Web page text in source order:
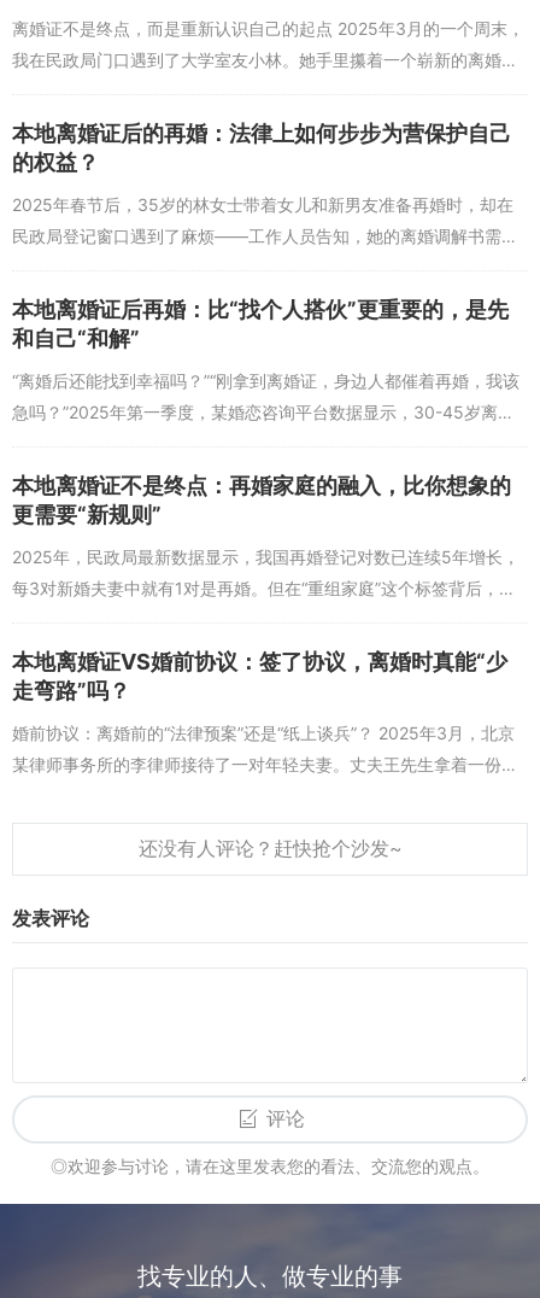
业发展和社交评价；而2025年，随着“婚姻自由”观念深化和个体意识
觉醒，78%的受访者认为“离婚证是对关系的理性评估”，超过60%的
人表示“身边有朋友离婚后过得更好”，这种转变让离婚证成为“自我选
择”的象征，而非“人生污点”。
问题2：如何理解婚姻价值从“结果导向”转向“过程价值”？
答：传统婚姻价值将“白头偕老”视为唯一成功标准，而现代婚姻价值
更注重“过程中的成长与体验”。2025年某婚恋平台调研显示，83%的
受访者认为“婚姻的价值在于共同经历、彼此支持，而非必须走到终
点”，比如夫妻在关系中学会沟通、理解、妥协，即使最终选择分开，
这段经历也会成为个人成长的养分；离婚证不再是“价值归零”，而是
“过程价值”的证明双方曾认真对待过关系，也为未来的自我提升提供
了契机。
离婚证不是终点，而是重新认识自己的起点 2025年3月的一个周末，
我在民政局门口遇到了大学室友小林。她手里攥着一个崭新的离婚
证，指尖泛白，却努力笑着说"终于解脱了"。那时我才意识到，曾经
我们总在宿...
本地离婚证后的再婚：法律上如何步步为营保护自己
的权益？
2025年春节后，35岁的林女士带着女儿和新男友准备再婚时，却在
民政局登记窗口遇到了麻烦——工作人员告知，她的离婚调解书需要
补充生效证明，否则无法办理再婚登记。"我明明已经离婚了，为什么
还要额外证...
本地离婚证后再婚：比“找个人搭伙”更重要的，是先
和自己“和解”
“离婚后还能找到幸福吗？”“刚拿到离婚证，身边人都催着再婚，我该
急吗？”2025年第一季度，某婚恋咨询平台数据显示，30-45岁离婚
人群中，62%的受访者在1-2年内有再婚意愿，但超过半数会因“不...
本地离婚证不是终点：再婚家庭的融入，比你想象的
更需要“新规则”
2025年，民政局最新数据显示，我国再婚登记对数已连续5年增长，
每3对新婚夫妻中就有1对是再婚。但在“重组家庭”这个标签背后，藏
着无数人不敢言说的焦虑：离婚证像一道无形的墙，横亘在前任与现
任、父母...
本地离婚证VS婚前协议：签了协议，离婚时真能“少
走弯路”吗？
婚前协议：离婚前的“法律预案”还是“纸上谈兵”？ 2025年3月，北京
某律师事务所的李律师接待了一对年轻夫妻。丈夫王先生拿着一份签
以后...
发表评论
评论
◎欢迎参与讨论，请在这里发表您的看法、交流您的观点。
找专业的人、做专业的事